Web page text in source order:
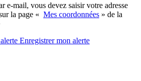
e-mail, vous devez saisir votre adresse
la page « Mes coordonnées » de la
Enregistrermon alerte